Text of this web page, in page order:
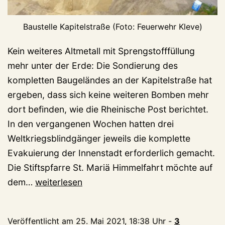
Baustelle Kapitelstraße (Foto: Feuerwehr Kleve)
Kein weiteres Altmetall mit Sprengstofffüllung
mehr unter der Erde: Die Sondierung des
kompletten Baugeländes an der Kapitelstraße hat
ergeben, dass sich keine weiteren Bomben mehr
dort befinden, wie die Rheinische Post berichtet.
In den vergangenen Wochen hatten drei
Weltkriegsblindgänger jeweils die komplette
Evakuierung der Innenstadt erforderlich gemacht.
Die Stiftspfarre St. Mariä Himmelfahrt möchte auf
dem… Kapitelstraße:
weiterlesen
Veröffentlicht am 25. Mai 2021, 18:38 Uhr - 3